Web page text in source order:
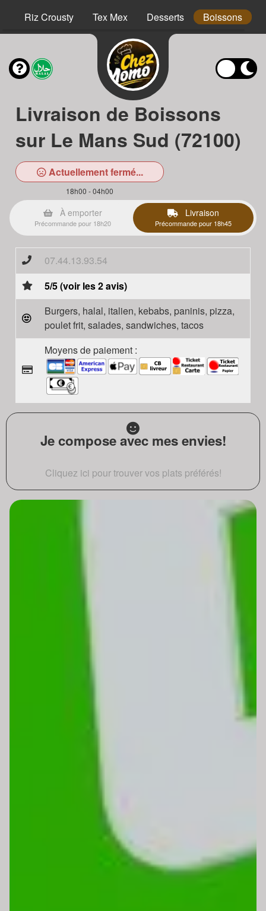
Riz Crousty Tex Mex Desserts Boissons
Livraison de Boissons
sur Le Mans Sud (72100)
Actuellement fermé...
18h00 - 04h00
À emporter
Précommande pour 18h20
Livraison
Précommande pour 18h45
07.44.13.93.54
5/5 (voir les 2 avis)
Burgers, halal, italien, kebabs, paninis, pizza,
poulet frit, salades, sandwiches, tacos
Moyens de paiement :
Je compose avec mes envies!
Cliquez ici pour trouver vos plats préférés!